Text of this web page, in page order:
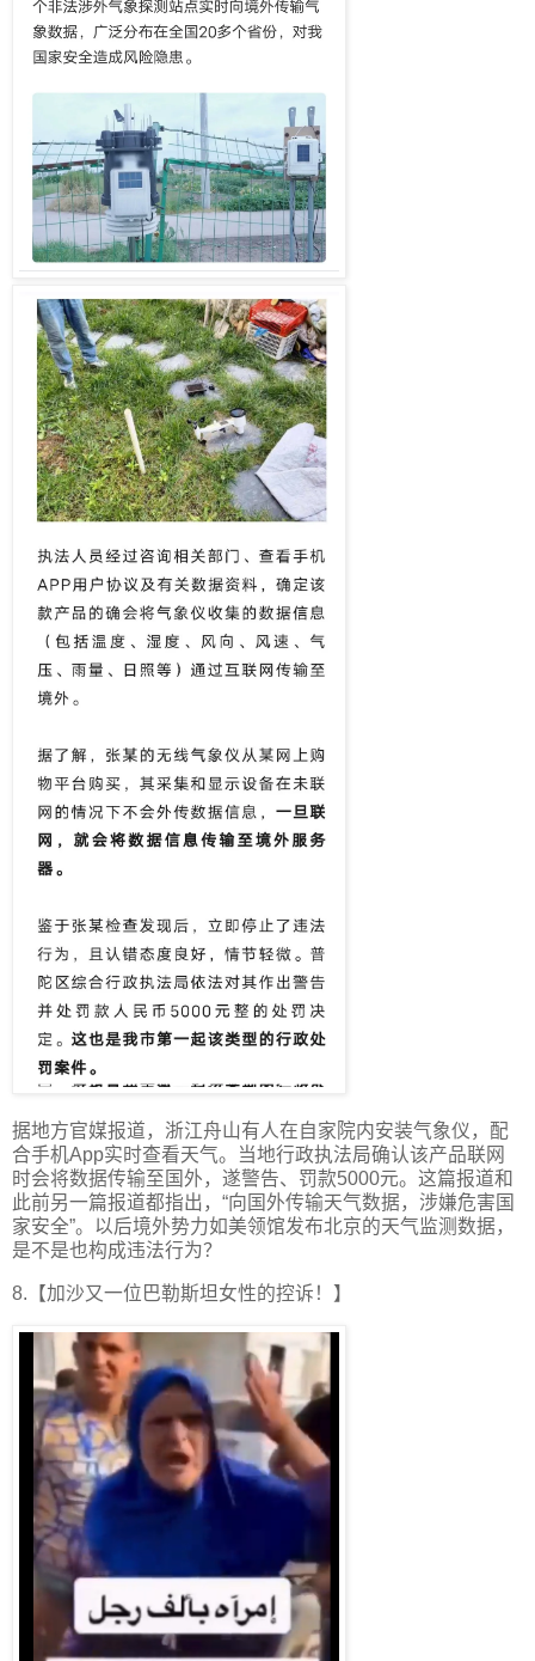
据地方官媒报道，浙江舟山有人在自家院内安装气象仪，配
合手机App实时查看天气。当地行政执法局确认该产品联网
时会将数据传输至国外，遂警告、罚款5000元。这篇报道和
此前另一篇报道都指出，“向国外传输天气数据，涉嫌危害国
家安全”。以后境外势力如美领馆发布北京的天气监测数据，
是不是也构成违法行为？
8.【加沙又一位巴勒斯坦女性的控诉！】